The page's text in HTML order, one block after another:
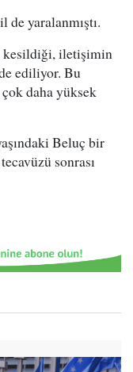
de yaralanmıştı.
kesildiği, iletişimin
ediliyor. Bu
çok daha yüksek
Beluç bir
sonrası